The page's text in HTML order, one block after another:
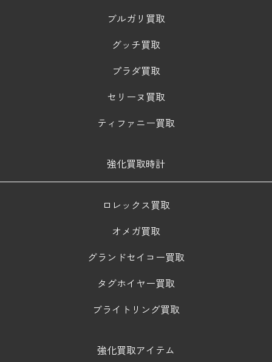
ブルガリ買取
グッチ買取
プラダ買取
セリーヌ買取
ティファニー買取
強化買取時計
ロレックス買取
オメガ買取
グランドセイコー買取
タグホイヤー買取
ブライトリング買取
強化買取アイテム